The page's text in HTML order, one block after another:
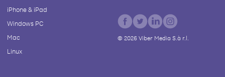
iPhone & iPad
Windows PC
Mac
Linux
© 2026Viber Media S.à r.l.